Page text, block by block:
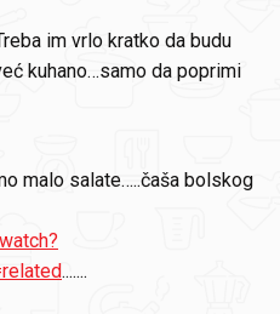
im vrlo kratko da budu
kuhano…samo da poprimi
malo salate…..čaša bolskog
.......